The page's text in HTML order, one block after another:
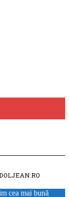
cea mai bună